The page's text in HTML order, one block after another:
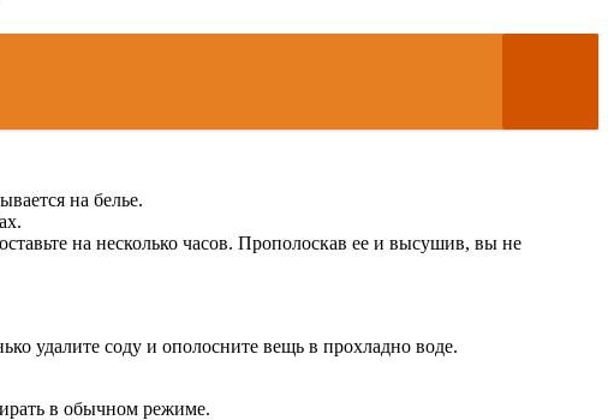
на белье.
на несколько часов. Прополоскав ее и высушив, вы не
удалите соду и ополосните вещь в прохладно воде.
в обычном режиме.